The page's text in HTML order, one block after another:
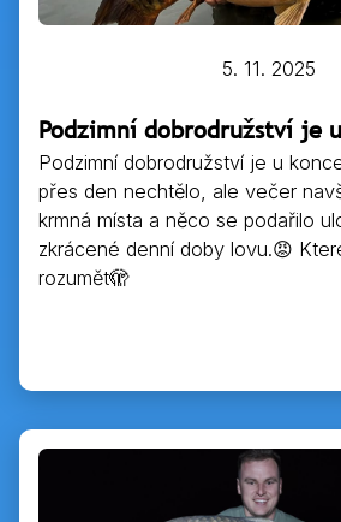
5. 11. 2025
Podzimní dobrodružství je
Podzimní dobrodružství je u
přes den nechtělo, ale večer
krmná místa a něco se podařilo
zkrácené denní doby lovu.😡
rozumět🫣